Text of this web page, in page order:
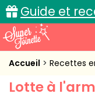
Guide et
Accueil
Recettes de
Accueil Recettes
Lotte à